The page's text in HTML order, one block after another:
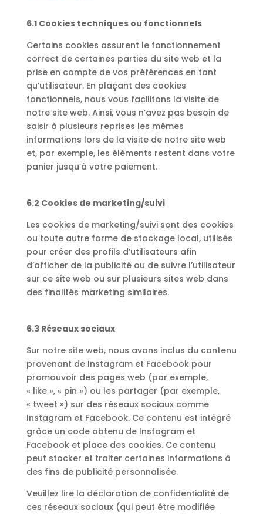
6.1 Cookies techniques ou fonctionnels
Certains cookies assurent le fonctionnement
correct de certaines parties du site web et la
prise en compte de vos préférences en tant
qu’utilisateur. En plaçant des cookies
fonctionnels, nous vous facilitons la visite de
notre site web. Ainsi, vous n’avez pas besoin de
saisir à plusieurs reprises les mêmes
informations lors de la visite de notre site web
et, par exemple, les éléments restent dans votre
panier jusqu’à votre paiement.
6.2 Cookies de marketing/suivi
Les cookies de marketing/suivi sont des cookies
ou toute autre forme de stockage local, utilisés
pour créer des profils d’utilisateurs afin
d’afficher de la publicité ou de suivre l’utilisateur
sur ce site web ou sur plusieurs sites web dans
des finalités marketing similaires.
6.3 Réseaux sociaux
Sur notre site web, nous avons inclus du contenu
provenant de Instagram et Facebook pour
promouvoir des pages web (par exemple,
« like », « pin ») ou les partager (par exemple,
« tweet ») sur des réseaux sociaux comme
Instagram et Facebook. Ce contenu est intégré
grâce un code obtenu de Instagram et
Facebook et place des cookies. Ce contenu
peut stocker et traiter certaines informations à
des fins de publicité personnalisée.
Veuillez lire la déclaration de confidentialité de
ces réseaux sociaux (qui peut être modifiée